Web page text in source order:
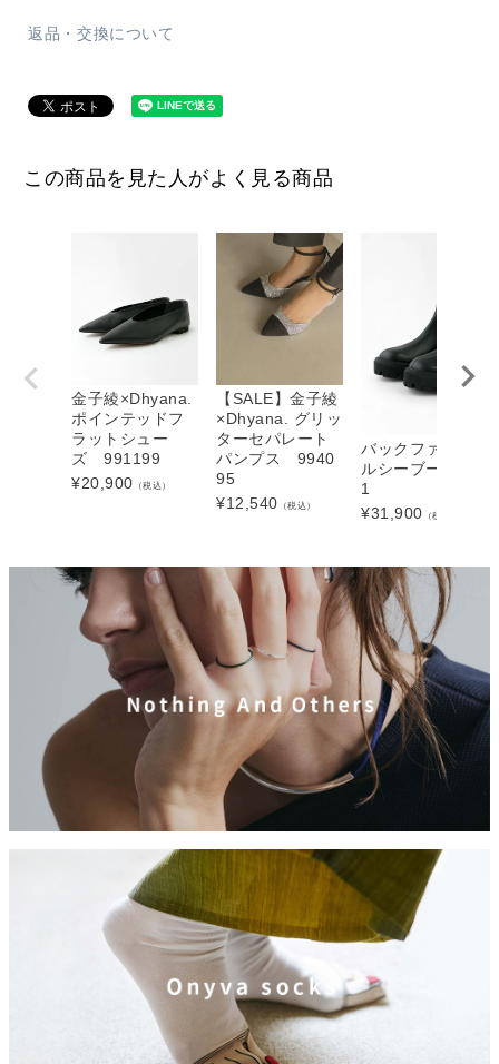
返品・交換について
この商品を見た人がよく見る商品
金子綾×Dhyana.
ポインテッドフ
ラットシュー
ズ 991199
¥20,900 （税込）
【SALE】金子綾
×Dhyana. グリッ
ターセパレート
パンプス 9940
95
¥12,540 （税込）
バックファスナー
ルシーブーツ
1
¥31,900 （税込）